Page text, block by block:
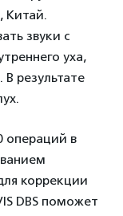
Китай.
звуки с
уха,
результате
операций в
коррекции
DBS поможет